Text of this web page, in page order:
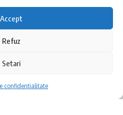
Accept
Refuz
Setari
confidentialitate
La Drum cu Ada